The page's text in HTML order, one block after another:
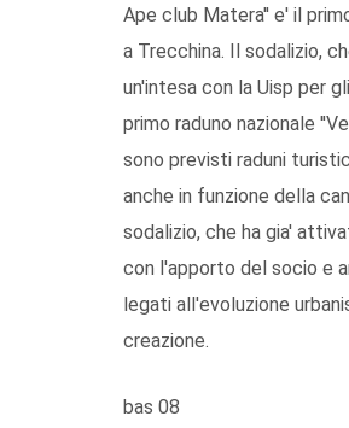
Ape club Matera'' e' il
a Trecchina. Il sodalizio,
un'intesa con la Uisp per
primo raduno nazionale
sono previsti raduni
anche in funzione della
sodalizio, che ha gia'
con l'apporto del socio e
legati all'evoluzione
creazione.
bas 08